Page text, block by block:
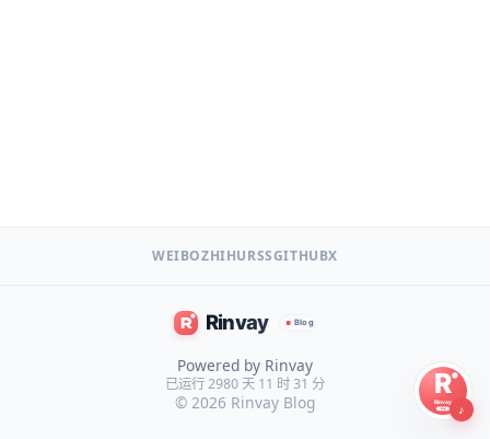
WEIBOZHIHURSSGITHUBX
Powered by Rinvay
已运行 2980 天 11 时 31 分
© 2026 Rinvay Blog ♪